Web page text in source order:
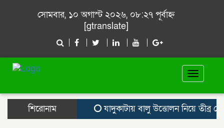
সোমবার, ১০ অগাস্ট ২০২৬, ০৮:২৭ পূর্বাহ্ন
[gtranslate]
Toggle
শিরোনাম
যাদুকাটায় বালু উত্তোলন নিয়ে তীব্র